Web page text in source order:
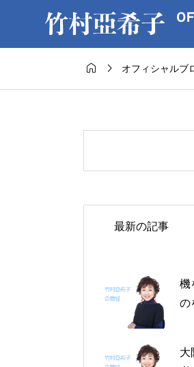
  オフィシャルブ
最新の記事
機
の
月
大